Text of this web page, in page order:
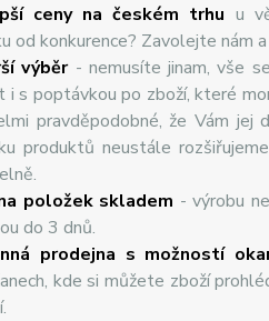
ceny na českém trhu u
od konkurence? Zavolejte nám
šívýběr- nemusíte jinam, vše
i s poptávkou po zboží, které
pravděpodobné, že Vám jej
produktů neustále
položek skladem - výrobu
do 3 dnů.
prodejna s možností
kde si můžete zboží